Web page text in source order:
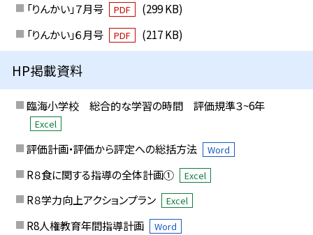
「りんかい」７月号
PDF
(299 KB)
「りんかい」６月号
PDF (217 KB)
HP掲載資料
臨海小学校 総合的な学習の時間 評価規準３~6年
Excel
評価計画・評価から評定への総括方法 Word
R８食に関する指導の全体計画① Excel
R８学力向上アクションプラン Excel
R8人権教育年間指導計画 Word